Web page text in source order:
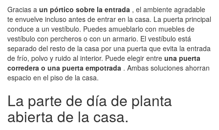
Gracias a un pórtico sobre la entrada , el ambiente agradable
te envuelve incluso antes de entrar en la casa. La puerta principal
conduce a un vestíbulo. Puedes amueblarlo con muebles de
vestíbulo con percheros o con un armario. El vestíbulo está
separado del resto de la casa por una puerta que evita la entrada
de frío, polvo y ruido al interior. Puede elegir entre una puerta
corredera o una puerta empotrada . Ambas soluciones ahorran
espacio en el piso de la casa.
La parte de día de planta
abierta de la casa.